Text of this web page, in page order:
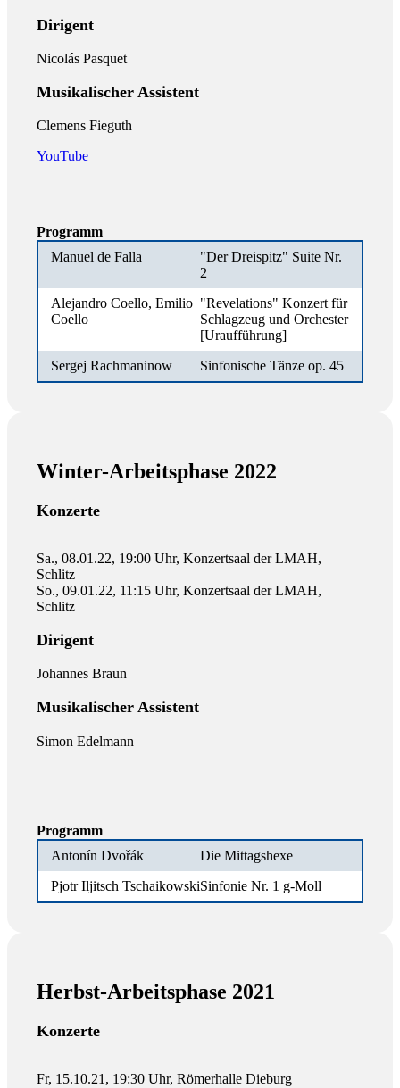
Dirigent
Nicolás Pasquet
Musikalischer Assistent
Clemens Fieguth
YouTube
Programm
Manuel de Falla
"Der Dreispitz" Suite Nr.
2
Alejandro Coello, Emilio
Coello
"Revelations" Konzert für
Schlagzeug und Orchester
[Uraufführung]
Sergej Rachmaninow
Sinfonische Tänze op. 45
Winter-Arbeitsphase 2022
Konzerte
Sa., 08.01.22, 19:00 Uhr, Konzertsaal der LMAH,
Schlitz
So., 09.01.22, 11:15 Uhr, Konzertsaal der LMAH,
Schlitz
Dirigent
Johannes Braun
Musikalischer Assistent
Simon Edelmann
Programm
Antonín Dvořák
Die Mittagshexe
Pjotr Iljitsch TschaikowskiSinfonie Nr. 1 g-Moll
Herbst-Arbeitsphase 2021
Konzerte
Fr, 15.10.21, 19:30 Uhr, Römerhalle Dieburg